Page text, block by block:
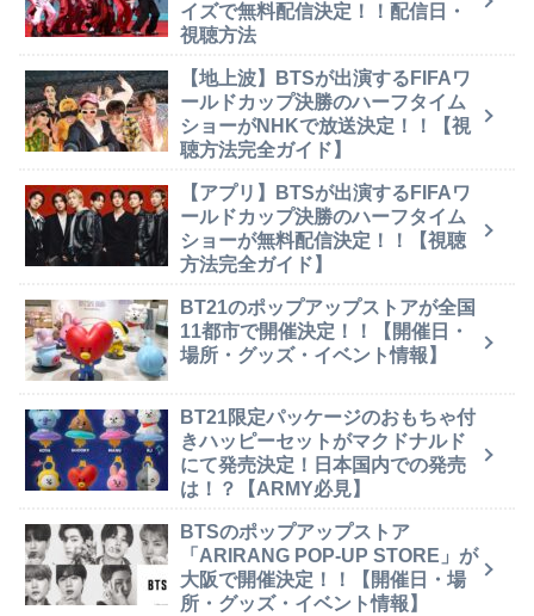
イズで無料配信決定！！配信日・
視聴方法
【地上波】BTSが出演するFIFAワ
ールドカップ決勝のハーフタイム
ショーがNHKで放送決定！！【視
聴方法完全ガイド】
【アプリ】BTSが出演するFIFAワ
ールドカップ決勝のハーフタイム
ショーが無料配信決定！！【視聴
方法完全ガイド】
BT21のポップアップストアが全国
11都市で開催決定！！【開催日・
場所・グッズ・イベント情報】
BT21限定パッケージのおもちゃ付
きハッピーセットがマクドナルド
にて発売決定！日本国内での発売
は！？【ARMY必見】
BTSのポップアップストア
「ARIRANG POP-UP STORE」が
大阪で開催決定！！【開催日・場
所・グッズ・イベント情報】